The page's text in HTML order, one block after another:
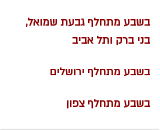
בשבע מתחלף גבעת שמואל,
בני ברק ותל אביב
בשבע מתחלף ירושלים
בשבע מתחלף צפון